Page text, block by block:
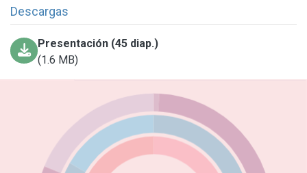
Descargas
Presentación (45 diap.)
(1.6 MB)